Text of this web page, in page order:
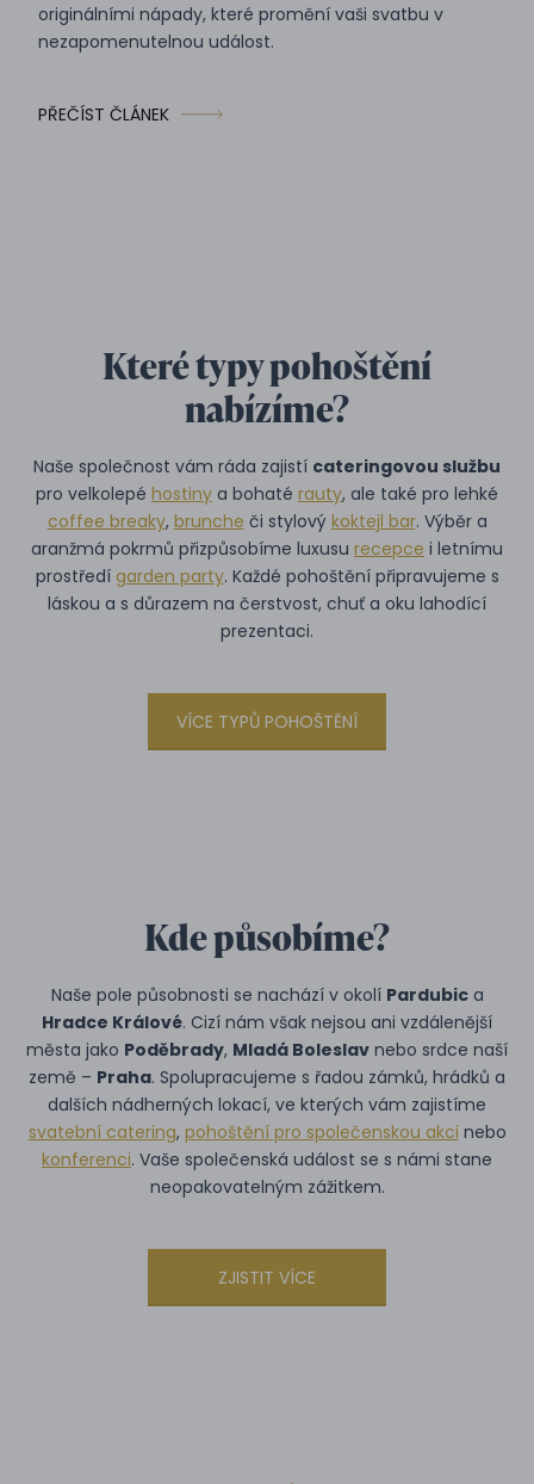
originálními nápady, které promění vaši svatbu v
nezapomenutelnou událost.
PŘEČÍST ČLÁNEK
Které typy pohoštění
nabízíme?
Naše společnost vám ráda zajistí cateringovou službu
pro velkolepé hostiny a bohaté rauty, ale také pro lehké
coffee breaky, brunche či stylový koktejl bar. Výběr a
aranžmá pokrmů přizpůsobíme luxusu recepce i letnímu
prostředí garden party. Každé pohoštění připravujeme s
láskou a s důrazem na čerstvost, chuť a oku lahodící
prezentaci.
VÍCE TYPŮ POHOŠTĚNÍ
Kde působíme?
Naše pole působnosti se nachází v okolí Pardubica
Hradce Králové. Cizí nám však nejsou ani vzdálenější
města jako Poděbrady, Mladá Boleslav nebo srdce naší
země – Praha. Spolupracujeme s řadou zámků, hrádků a
dalších nádherných lokací, ve kterých vám zajistíme
svatební catering, pohoštění pro společenskou akci nebo
konferenci. Vaše společenská událost se s námi stane
neopakovatelným zážitkem.
ZJISTIT VÍCE